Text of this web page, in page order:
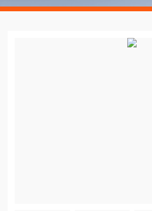
GE 130万短波红外相机 400-1700nm